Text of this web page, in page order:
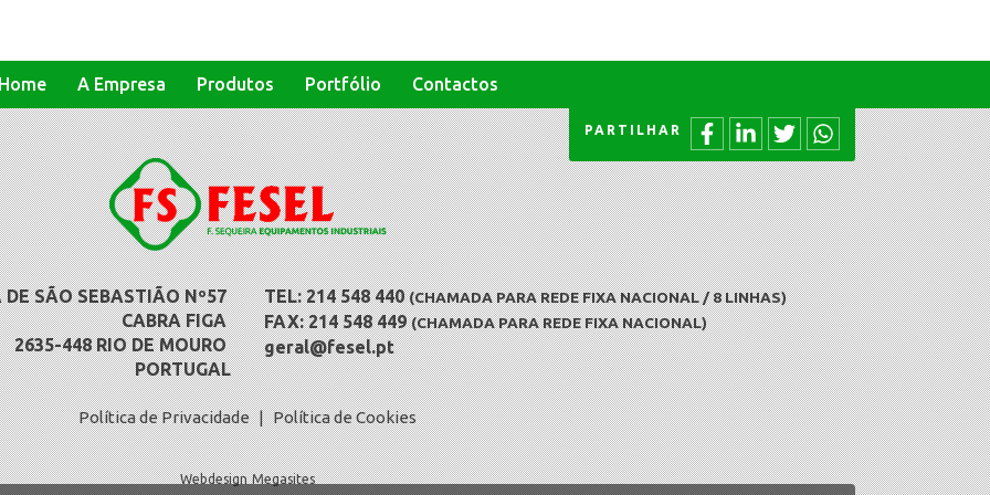
A Empresa Produtos Portfólio Contactos
PARTILHAR
DE SÃO SEBASTIÃO Nº57
CABRA FIGA
2635-448 RIO DE MOURO
PORTUGAL
TEL: 214 548 440(CHAMADA PARA REDE FIXA NACIONAL / 8 LINHAS)
FAX: 214 548 449(CHAMADA PARA REDE FIXA NACIONAL)
geral@fesel.pt
Política de Privacidade | Política de Cookies
Webdesign Megasites